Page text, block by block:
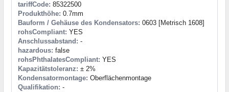
tariffCode: 85322500
Produkthöhe: 0.7mm
Bauform / Gehäuse des Kondensators: 0603 [Metrisch 1608]
rohsCompliant: YES
Anschlussabstand: -
hazardous: false
rohsPhthalatesCompliant: YES
Kapazitätstoleranz: ± 2%
Kondensatormontage: Oberflächenmontage
Qualifikation: -